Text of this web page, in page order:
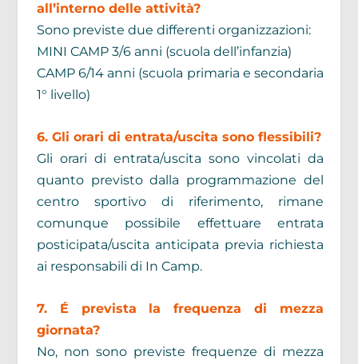
all’interno delle attività?
Sono previste due differenti organizzazioni:
MINI CAMP 3/6 anni (scuola dell’infanzia)
CAMP 6/14 anni (scuola primaria e secondaria
1° livello)
6. Gli orari di entrata/uscita sono flessibili?
Gli orari di entrata/uscita sono vincolati da
quanto previsto dalla programmazione del
centro sportivo di riferimento, rimane
comunque possibile effettuare entrata
posticipata/uscita anticipata previa richiesta
ai responsabili di In Camp.
7. É prevista la frequenza di mezza
giornata?
No, non sono previste frequenze di mezza